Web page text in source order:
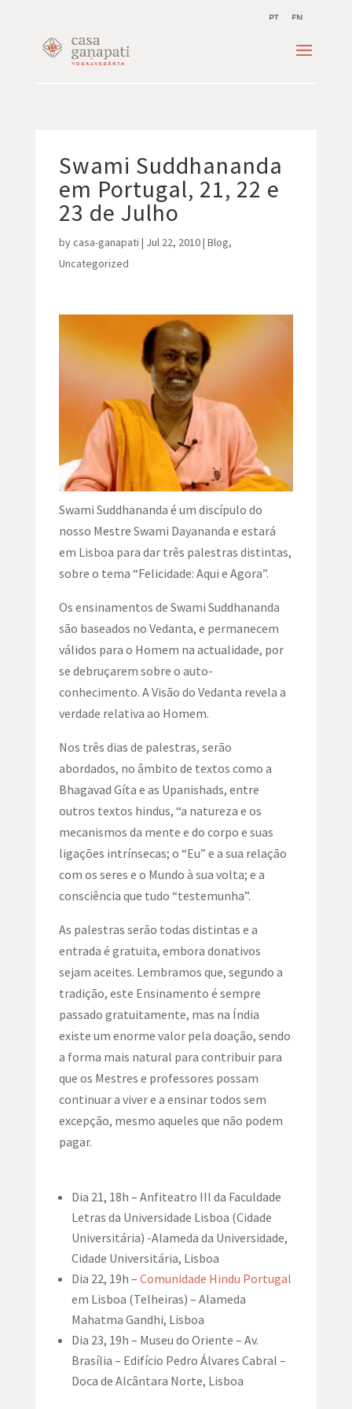
PT EN
Swami Suddhananda
em Portugal, 21, 22 e
23 de Julho
bycasa-ganapati | Jul 22, 2010| Blog,
Uncategorized
Swami Suddhananda é um discípulo do
nosso Mestre Swami Dayananda e estará
em Lisboa para dar três palestras distintas,
sobre o tema “Felicidade: Aqui e Agora”.
Os ensinamentos de Swami Suddhananda
são baseados no Vedanta, e permanecem
válidos para o Homem na actualidade, por
se debruçarem sobre o auto-
conhecimento. A Visão do Vedanta revela a
verdade relativa ao Homem.
Nos três dias de palestras, serão
abordados, no âmbito de textos como a
Bhagavad Gíta e as Upanishads, entre
outros textos hindus, “a natureza e os
mecanismos da mente e do corpo e suas
ligações intrínsecas; o “Eu” e a sua relação
com os seres e o Mundo à sua volta; e a
consciência que tudo “testemunha”.
As palestras serão todas distintas e a
entrada é gratuita, embora donativos
sejam aceites. Lembramos que, segundo a
tradição, este Ensinamento é sempre
passado gratuitamente, mas na Índia
existe um enorme valor pela doação, sendo
a forma mais natural para contribuir para
que os Mestres e professores possam
continuar a viver e a ensinar todos sem
excepção, mesmo aqueles que não podem
pagar.
Dia 21, 18h – Anfiteatro III da Faculdade
Letras da Universidade Lisboa (Cidade
Universitária) -Alameda da Universidade,
Cidade Universitária, Lisboa
Dia 22, 19h – Comunidade Hindu Portugal
em Lisboa (Telheiras) – Alameda
Mahatma Gandhi, Lisboa
Dia 23, 19h – Museu do Oriente – Av.
Brasília – Edifício Pedro Álvares Cabral –
Doca de Alcântara Norte, Lisboa